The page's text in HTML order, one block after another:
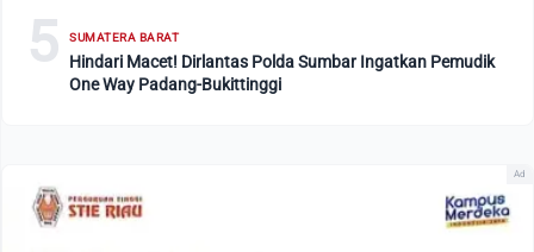
5 SUMATERA BARAT
Hindari Macet! Dirlantas Polda Sumbar Ingatkan Pemudik
One Way Padang-Bukittinggi
Ad